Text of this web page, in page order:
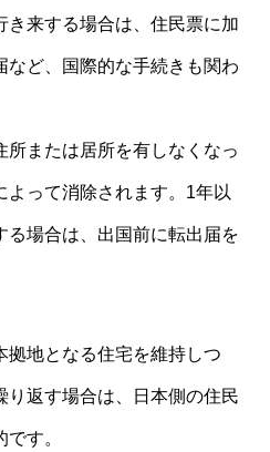
き来する場合は、住民票に加
など、国際的な手続きも関わ
所または居所を有しなくなっ
よって消除されます。1年以
る場合は、出国前に転出届を
拠地となる住宅を維持しつ
り返す場合は、日本側の住民
す。